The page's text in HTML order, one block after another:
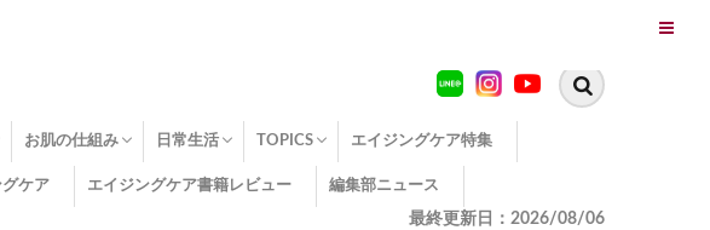
お肌の仕組み
エイジング
ターンオーバー
皮下組織
表皮
真皮
表皮常在菌
女性ホルモン
その他
日常生活
糖化
便秘
TOPICS
エイジングケア TOPICS
コラーゲンサプリの効果
エイジングケアクイズ
季節別のエイジングケア
幸福とエイジングケア
温活でアンチエイジング
イオン導入
エイジングケア3つのポイント
エイジングケアセミナー
エイジングケアトピックス
動画でみるエイジングケア
エイジングケア特集
ケア エイジングケア書籍レビュー 編集部ニュース
最終更新日：2026/08/06